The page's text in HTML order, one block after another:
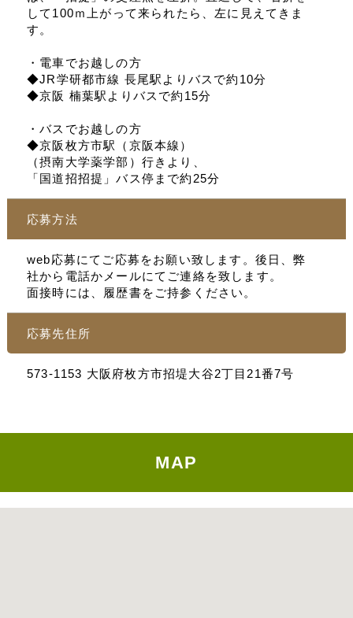
して100ｍ上がって来られたら、左に見えてきま
す。
・電車でお越しの方
◆JR学研都市線 長尾駅よりバスで約10分
◆京阪 楠葉駅よりバスで約15分
・バスでお越しの方
◆京阪枚方市駅（京阪本線）
（摂南大学薬学部）行きより、
「国道招招提」バス停まで約25分
応募方法
web応募にてご応募をお願い致します。後日、弊
社から電話かメールにてご連絡を致します。
面接時には、履歴書をご持参ください。
応募先住所
573-1153 大阪府枚方市招堤大谷2丁目21番7号
MAP